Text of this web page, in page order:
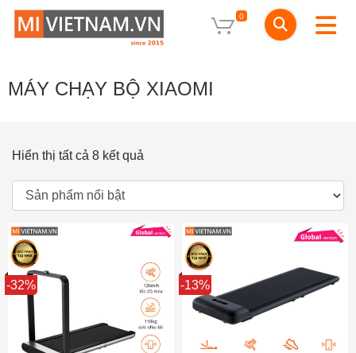
0
MÁY CHẠY BỘ XIAOMI
Hiển thị tất cả 8 kết quả
Sale
-32% Sale
-13%